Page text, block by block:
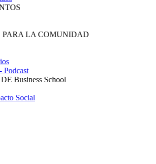
PARA LA COMUNIDAD
Podcast
Business School
Social